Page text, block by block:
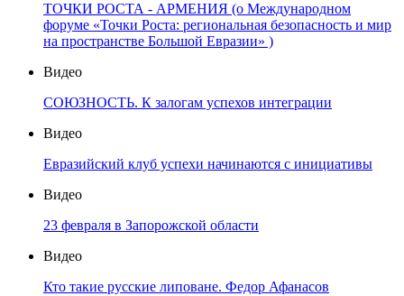
ТОЧКИ РОСТА - АРМЕНИЯ (о Международном
форуме «Точки Роста: региональная безопасность и мир
на пространстве Большой Евразии» )
Видео
СОЮЗНОСТЬ. К залогам успехов интеграции
Видео
Евразийский клуб успехи начинаются с инициативы
Видео
23 февраля в Запорожской области
Видео
Кто такие русские липоване. Федор Афанасов